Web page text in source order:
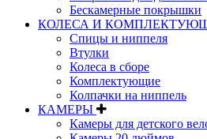
Бескамерные покрышки
КОЛЕСА И
Спицы и ниппеля
Втулки
Колеса в сборе
Комплектующие
Колпачки на ниппель
КАМЕРЫ
Камеры для детского